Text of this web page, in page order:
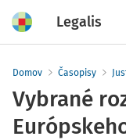
Legalis
Domov Časopisy
Vybrané